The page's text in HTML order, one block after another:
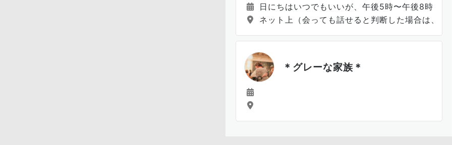
日にちはいつでもいいが、午後5時〜午後8時30
ネット上（会っても話せると判断した場合は、会
＊グレーな家族＊